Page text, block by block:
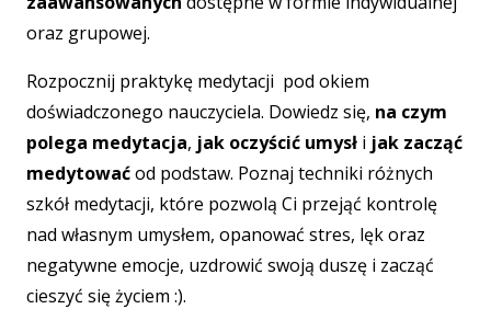
oraz grupowej.
Rozpocznij praktykę medytacji pod okiem
doświadczonego nauczyciela. Dowiedz się, na czym
polega medytacja, jak oczyścić umysł i jak zacząć
medytowaćod podstaw. Poznaj techniki różnych
szkół medytacji, które pozwolą Ci przejąć kontrolę
nad własnym umysłem, opanować stres, lęk oraz
negatywne emocje, uzdrowić swoją duszę i zacząć
cieszyć się życiem :).